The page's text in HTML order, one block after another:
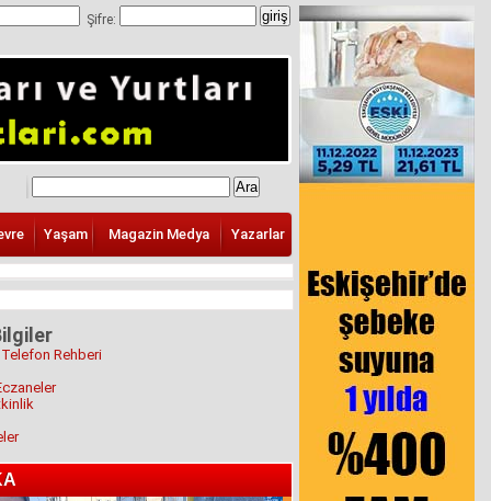
Şifre:
Yaşam Magazin Medya Yazarlar
Rehberi